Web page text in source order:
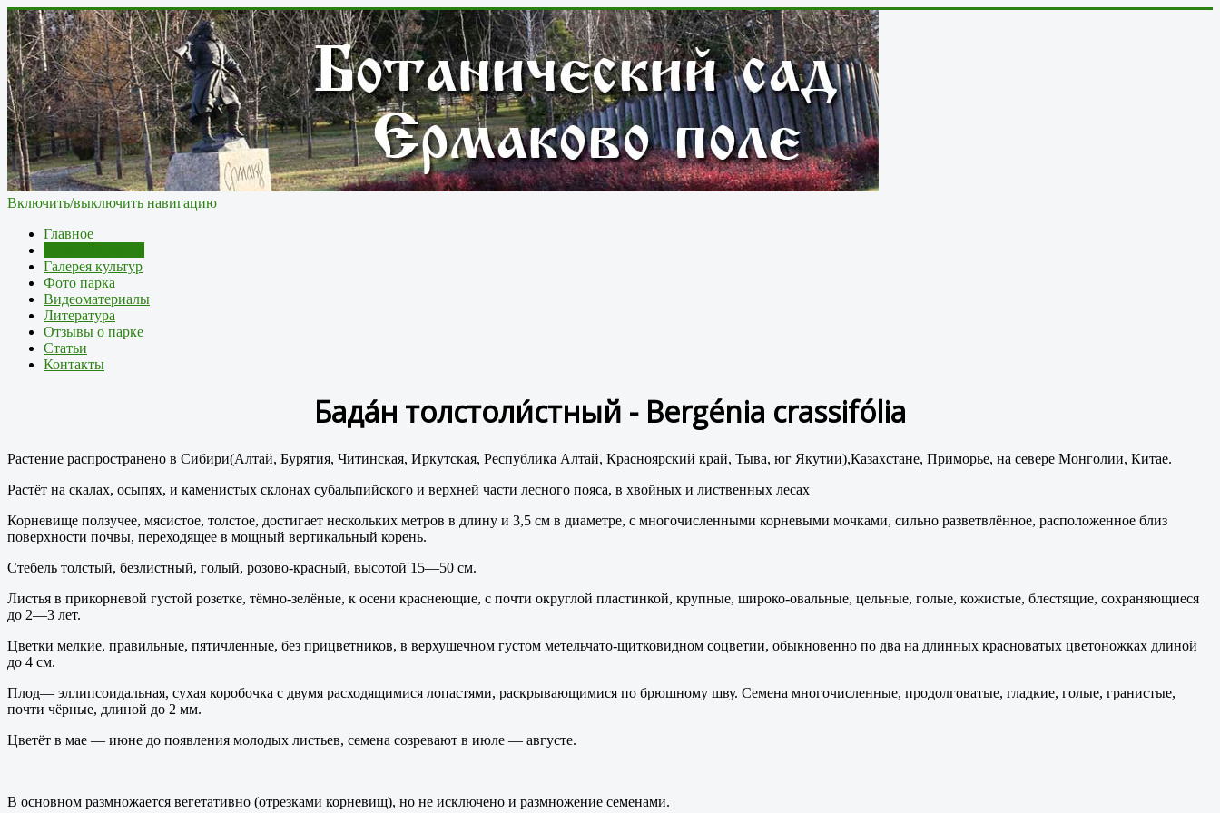
Включить/выключить навигацию
Главное
Галерея культур
Фото парка
Видеоматериалы
Литература
Отзывы о парке
Статьи
Контакты
Бада́н толстоли́стный - Bergénia crassifólia
Растение распространено в Сибири(Алтай, Бурятия, Читинская, Иркутская, Республика Алтай, Красноярский край, Тыва, юг Якутии),Казахстане, Приморье, на севере Монголии, Китае.
Растёт на скалах, осыпях, и каменистых склонах субальпийского и верхней части лесного пояса, в хвойных и лиственных лесах
Корневище ползучее, мясистое, толстое, достигает нескольких метров в длину и 3,5 см в диаметре, с многочисленными корневыми мочками, сильно разветвлённое, расположенное близ
поверхности почвы, переходящее в мощный вертикальный корень.
Стебель толстый, безлистный, голый, розово-красный, высотой 15—50 см.
Листья в прикорневой густой розетке, тёмно-зелёные, к осени краснеющие, с почти округлой пластинкой, крупные, широко-овальные, цельные, голые, кожистые, блестящие, сохраняющиеся
до 2—3 лет.
Цветки мелкие, правильные, пятичленные, без прицветников, в верхушечном густом метельчато-щитковидном соцветии, обыкновенно по два на длинных красноватых цветоножках длиной
до 4 см.
Плод— эллипсоидальная, сухая коробочка с двумя расходящимися лопастями, раскрывающимися по брюшному шву. Семена многочисленные, продолговатые, гладкие, голые, гранистые,
почти чёрные, длиной до 2 мм.
Цветёт в мае — июне до появления молодых листьев, семена созревают в июле — августе.
В основном размножается вегетативно (отрезками корневищ), но не исключено и размножение семенами.